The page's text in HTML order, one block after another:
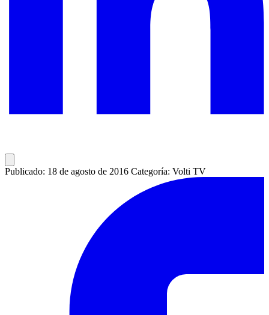
Publicado: 18 de agosto de 2016 Categoría: Volti TV